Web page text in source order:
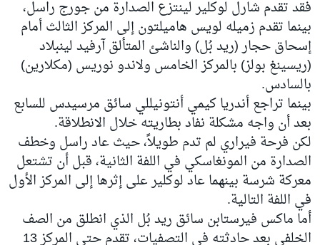
فقد تقدم شارل لوكلير لينتزع الصدارة من جورج راسل،
بينما تقدم زميله لويس هاميلتون إلى المركز الثالث أمام
إسحاق حجار (ريد بُل) والناشئ المتألق آرفيد لينبلاد
(ريسينغ بولز) بالمركز الخامس ولاندو نوريس (مكلارين)
بالسادس.
بينما تراجع أندريا كيمي أنتونيللي سائق مرسيدس للسابع
بعد أن واجه مشكلة نفاد بطاريته خلال الانطلاقة.
لكن فرحة فيراري لم تدم طويلاً، حيث عاد راسل وخطف
الصدارة من المونغاسكي في اللفة الثانية، قبل أن تشتعل
معركة شرسة بينهما عاد لوكلير على إثرها إلى المركز الأول
في اللفة التالية.
أما ماكس فيرستابن سائق ريد بُل الذي انطلق من الصف
الخلفي بعد حادثته في التصفيات، تقدم حتى المركز 13